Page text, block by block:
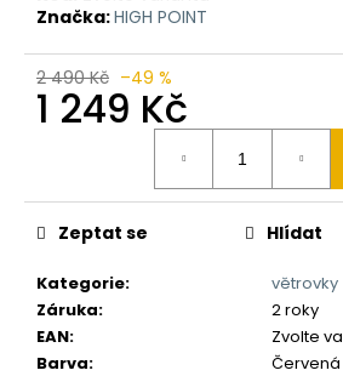
Značka:HIGH POINT
2 490 Kč –49 %
1 249 Kč
Kategorie:
větrovky
Záruka:
2 roky
EAN:
Zvolte
Barva:
Červená
Zeptat se Hlídat
u
č
u